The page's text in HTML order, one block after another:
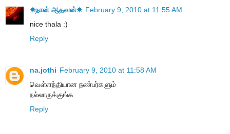
☀நான் ஆதவன்☀ February 9, 2010 at 11:55 AM
nice thala :)
Reply
na.jothi February 9, 2010 at 11:58 AM
வெள்ளந்தியான நண்பர்களும்
நல்லாருக்குங்க
Reply